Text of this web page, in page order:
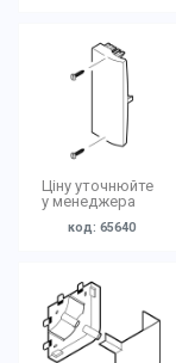
Ціну уточнюйте
у менеджера
код: 65640